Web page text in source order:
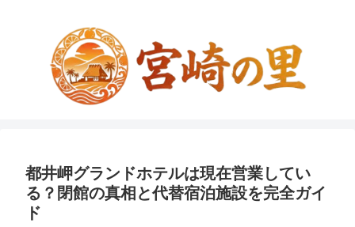
都井岬グランドホテルは現在営業してい
る？閉館の真相と代替宿泊施設を完全ガイ
ド